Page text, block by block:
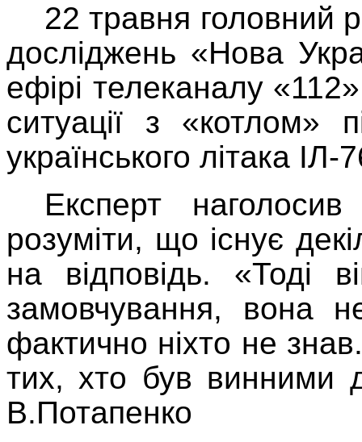
22 травня головний
досліджень «Нова
ефірі телеканалу
ситуації з «котлом»
українського літака ІЛ-
Експерт
розуміти, що існує
на відповідь. «Тоді
замовчування, вона
фактично ніхто не
тих, хто був винними
В.Потапенко